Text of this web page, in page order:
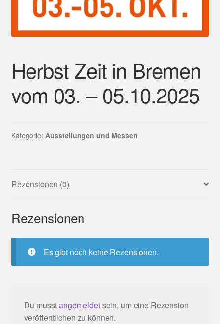
Herbst Zeit in Bremen
vom 03. – 05.10.2025
Kategorie: Ausstellungen und Messen
Rezensionen (0)
Rezensionen
Es gibt noch keine Rezensionen.
Du musstangemeldetsein, um eine Rezension
veröffentlichen zu können.